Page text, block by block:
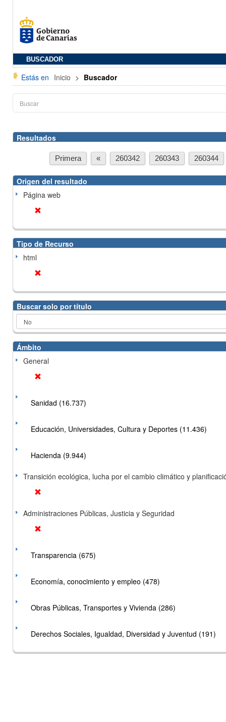
BUSCADOR
Estás en Inicio > Buscador
Resultados
Primera « 260342 260343 260344
Origen del resultado
Página web
Tipo de Recurso
html
Buscar solo por título
Ámbito
General
Sanidad (16.737)
Educación, Universidades, Cultura y Deportes (11.436)
Hacienda (9.944)
Transición ecológica, lucha por el cambio climático y
Administraciones Públicas, Justicia y Seguridad
Transparencia (675)
Economía, conocimiento y empleo (478)
Obras Públicas, Transportes y Vivienda (286)
Derechos Sociales, Igualdad, Diversidad y Juventud (191)